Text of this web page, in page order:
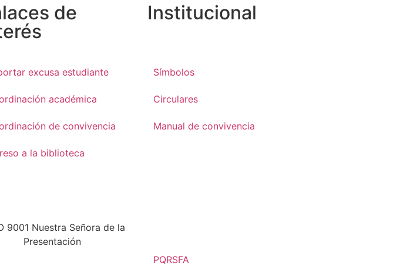
de
Institucional
excusa estudiante
académica
de convivencia
a la biblioteca
Símbolos
Circulares
Manual de convivencia
PQRSFA